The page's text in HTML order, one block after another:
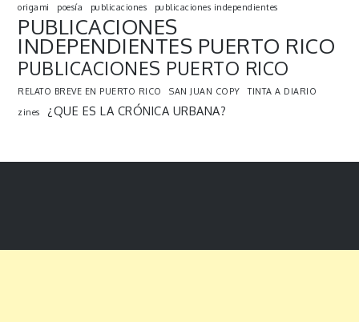
origami
poesía publicaciones publicaciones independientes
PUBLICACIONES
INDEPENDIENTES PUERTO RICO
PUBLICACIONES PUERTO RICO
RELATO BREVE EN PUERTO RICO SAN JUAN COPY
TINTA A DIARIO
zines
¿QUE ES LA CRÓNICA URBANA?